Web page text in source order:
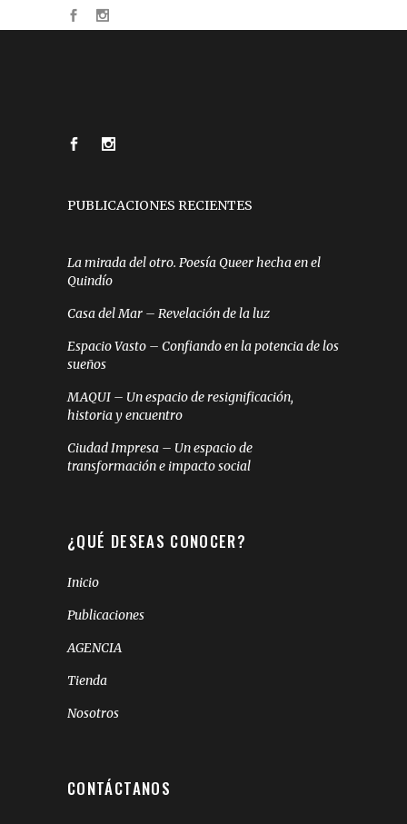
PUBLICACIONES RECIENTES
La mirada del otro. Poesía Queer hecha en el
Quindío
Casa del Mar – Revelación de la luz
Espacio Vasto – Confiando en la potencia de los
sueños
MAQUI – Un espacio de resignificación,
historia y encuentro
Ciudad Impresa – Un espacio de
transformación e impacto social
¿QUÉ DESEAS CONOCER?
Inicio
Publicaciones
AGENCIA
Tienda
Nosotros
CONTÁCTANOS